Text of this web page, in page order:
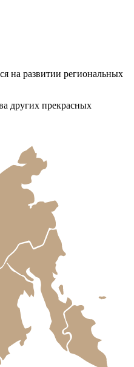
на развитии региональных
других прекрасных